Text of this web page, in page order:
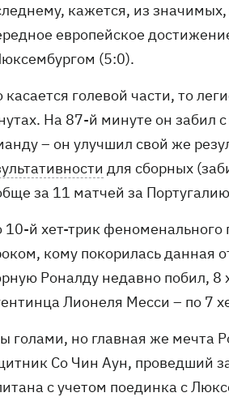
кажется, из
европейское
(5:0).
касается голевой части, то
На 87-й минуте он забил
– он улучшил свой же
для сборных
за 11 матчей за
10-й хет-трик
кому покорилась данная
Роналду недавно побил, 8
Лионеля Месси – по 7
голами, но главная же мечта
Со Чин Аун, проведший
с учетом поединка с